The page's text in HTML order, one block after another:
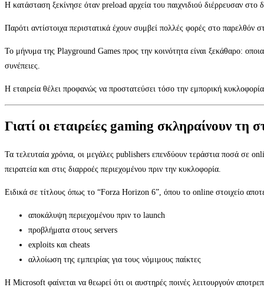
Η κατάσταση ξεκίνησε όταν preload αρχεία του παιχνιδιού διέρρευσαν
Παρότι αντίστοιχα περιστατικά έχουν συμβεί πολλές φορές στο
Το μήνυμα της Playground Games προς την κοινότητα είναι ξεκάθαρο:
συνέπειες.
Η εταιρεία θέλει προφανώς να προστατεύσει τόσο την εμπορική
Γιατί οι εταιρείες gaming σκληραίνουν τη
Τα τελευταία χρόνια, οι μεγάλες publishers επενδύουν τεράστια ποσά σε
πειρατεία και στις διαρροές περιεχομένου πριν την κυκλοφορία.
Ειδικά σε τίτλους όπως το “Forza Horizon 6”, όπου το online στοιχείο
αποκάλυψη περιεχομένου πριν το launch
προβλήματα στους servers
exploits και cheats
αλλοίωση της εμπειρίας για τους νόμιμους παίκτες
Η Microsoft φαίνεται να θεωρεί ότι οι αυστηρές ποινές λειτουργούν